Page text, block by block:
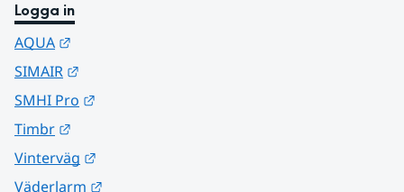
Logga in
AQUA
SIMAIR
SMHI Pro
Timbr
Vinterväg
Väderlarm